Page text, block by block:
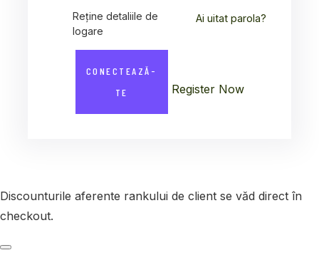
Reține detaliile de
logare
Ai uitat parola?
CONECTEAZĂ-
TE
Register Now
Discounturile aferente rankului de client se văd direct în
checkout.